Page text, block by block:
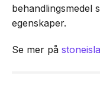
behandlingsmedel
egenskaper.
Se mer på